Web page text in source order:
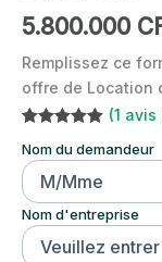
5.800.000
Remplissez ce
offre de Location
sur 5
basé sur
notation
client
(1 avis
Nom du demandeur
Nom d'entreprise